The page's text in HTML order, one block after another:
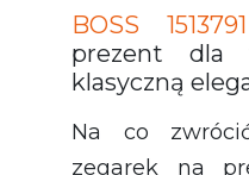
BOSS 1513791
prezent dla
klasyczną
Na co
zegarek na